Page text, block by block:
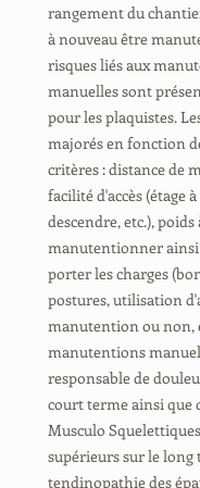
rangement du
à nouveau être
risques liés aux
manuelles sont
pour les plaquistes.
majorés en fonction
critères : distance de
facilité d'accès (étage
descendre, etc.), poids
manutentionner ainsi
porter les charges
postures, utilisation
manutention ou non,
manutentions
responsable de
court terme ainsi que
Musculo
supérieurs sur le long
tendinopathie des